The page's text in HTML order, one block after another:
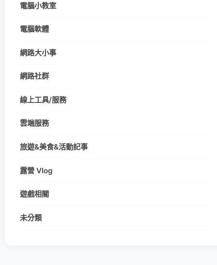
電腦小教室
電腦軟體
網路大小事
網路社群
線上工具/服務
雲端服務
旅遊&美食&活動記事
露營 Vlog
遊戲相關
未分類